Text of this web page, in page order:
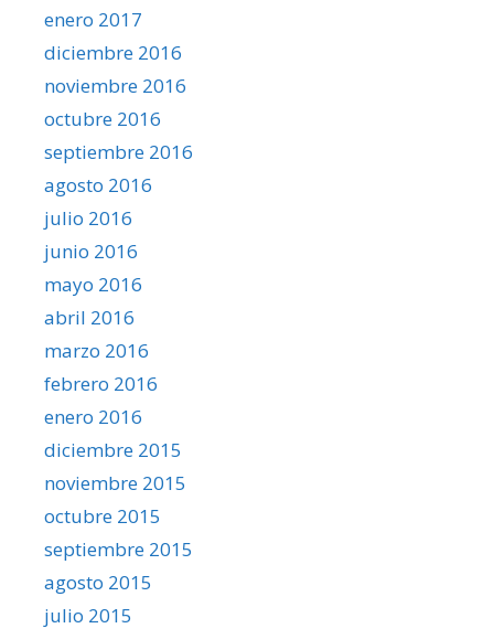
enero 2017
diciembre 2016
noviembre 2016
octubre 2016
septiembre 2016
agosto 2016
julio 2016
junio 2016
mayo 2016
abril 2016
marzo 2016
febrero 2016
enero 2016
diciembre 2015
noviembre 2015
octubre 2015
septiembre 2015
agosto 2015
julio 2015